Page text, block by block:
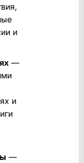
и
—
и
—